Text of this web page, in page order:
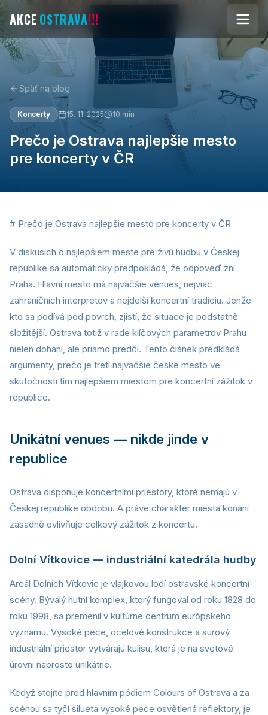
AKCE OSTRAVA!!!
Späť na blog
Koncerty 15. 11. 2025 10 min
Prečo je Ostrava najlepšie mesto
pre koncerty v ČR
# Prečo je Ostrava najlepšie mesto pre koncerty v ČR
V diskusích o najlepšiem meste pre živú hudbu v Českej
republike sa automaticky predpokládá, že odpoveď zní
Praha. Hlavní mesto má najväčšie venues, nejviac
zahraničních interpretov a nejdelší koncertní tradíciu. Jenže
kto sa podívá pod povrch, zjistí, že situace je podstatně
složitější. Ostrava totiž v rade klíčových parametrov Prahu
nielen dohání, ale priamo predčí. Tento článek predkládá
argumenty, prečo je tretí najväčšie české mesto ve
skutočnosti tím najlepšiem miestom pre koncertní zážitok v
republice.
Unikátní venues — nikde jinde v
republice
Ostrava disponuje koncertními priestory, ktoré nemajú v
Českej republike obdobu. A práve charakter miesta konání
zásadně ovlivňuje celkový zážitok z koncertu.
Dolní Vítkovice — industriální katedrála hudby
Areál Dolních Vítkovic je vlajkovou lodí ostravské koncertní
scény. Bývalý hutní komplex, ktorý fungoval od roku 1828 do
roku 1998, sa premenil v kultúrne centrum európskeho
významu. Vysoké pece, ocelové konstrukce a surový
industriální priestor vytvárajú kulisu, ktorá je na svetové
úrovni naprosto unikátne.
Kedyž stojíte pred hlavním pódiem Colours of Ostrava a za
scénou sa tyčí silueta vysoké pece osvětlená reflektory, je